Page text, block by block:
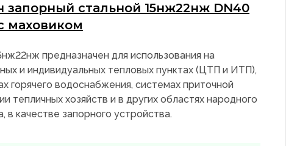
запорный стальной 15нж22нж DN40
маховиком
предназначен для использования на
и индивидуальных тепловых пунктах (ЦТП и ИТП),
горячего водоснабжения, системах приточной
тепличных хозяйств и в других областях народного
в качестве запорного устройства.